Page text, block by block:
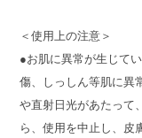
＜使用上の注意＞
●お肌に異常が生じて
傷、しっしん等肌に異
や直射日光があたって
ら、使用を中止し、皮